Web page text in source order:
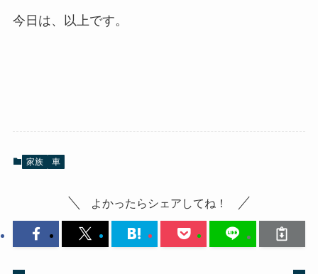
今日は、以上です。
家族 車
よかったらシェアしてね！